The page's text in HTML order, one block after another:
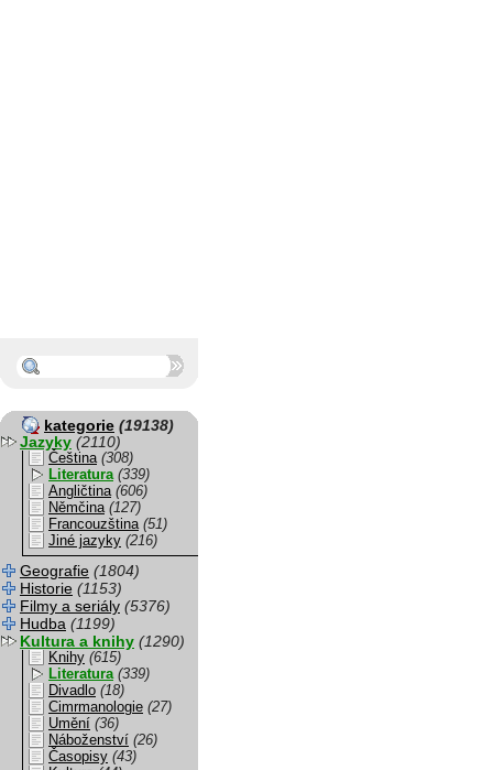
kategorie (19138)
Jazyky (2110)
Čeština (308)
Literatura (339)
Angličtina (606)
Němčina (127)
Francouzština (51)
Jiné jazyky (216)
Geografie (1804)
Historie (1153)
Filmy a seriály (5376)
Hudba (1199)
Kultura a knihy (1290)
Knihy (615)
Literatura (339)
Divadlo (18)
Cimrmanologie (27)
Umění (36)
Náboženství (26)
Časopisy (43)